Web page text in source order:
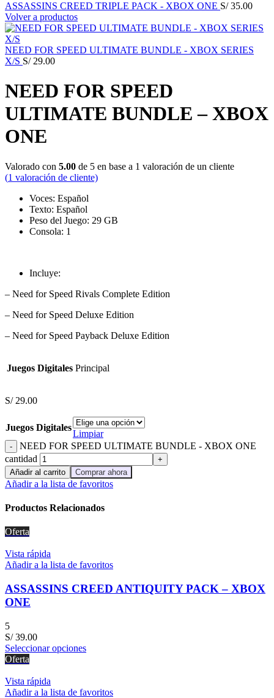
ASSASSINS CREED TRIPLE PACK - XBOX ONE S/35.00
Volver a productos
NEED FOR SPEED ULTIMATE BUNDLE - XBOX SERIES
X/S S/29.00
NEED FOR SPEED
ULTIMATE BUNDLE – XBOX
ONE
Valorado con 5.00 de 5 en base a 1 valoración de un cliente
(1 valoración de cliente)
Voces: Español
Texto: Español
Peso del Juego: 29 GB
Consola: 1
Incluye:
– Need for Speed Rivals Complete Edition
– Need for Speed Deluxe Edition
– Need for Speed Payback Deluxe Edition
Juegos Digitales Principal
S/29.00
Juegos Digitales
Limpiar
NEED FOR SPEED ULTIMATE BUNDLE - XBOX ONE
cantidad
Añadir al carrito Comprar ahora
Añadir a la lista de favoritos
Productos Relacionados
Oferta
Vista rápida
Añadir a la lista de favoritos
ASSASSINS CREED ANTIQUITY PACK – XBOX
ONE
5
S/39.00
Seleccionar opciones
Oferta
Vista rápida
Añadir a la lista de favoritos